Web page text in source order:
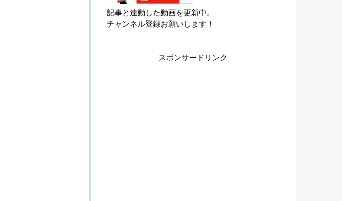
記事と連動した動画を更新中。
チャンネル登録お願いします！
スポンサードリンク